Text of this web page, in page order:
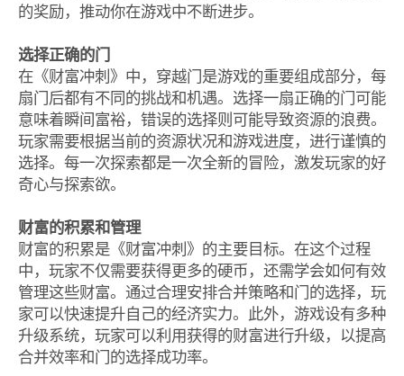
的奖励，推动你在游戏中不断进步。
选择正确的门
在《财富冲刺》中，穿越门是游戏的重要组成部分，每
扇门后都有不同的挑战和机遇。选择一扇正确的门可能
意味着瞬间富裕，错误的选择则可能导致资源的浪费。
玩家需要根据当前的资源状况和游戏进度，进行谨慎的
选择。每一次探索都是一次全新的冒险，激发玩家的好
奇心与探索欲。
财富的积累和管理
财富的积累是《财富冲刺》的主要目标。在这个过程
中，玩家不仅需要获得更多的硬币，还需学会如何有效
管理这些财富。通过合理安排合并策略和门的选择，玩
家可以快速提升自己的经济实力。此外，游戏设有多种
升级系统，玩家可以利用获得的财富进行升级，以提高
合并效率和门的选择成功率。